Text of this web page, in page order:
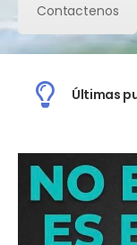
Contactenos
Últimas